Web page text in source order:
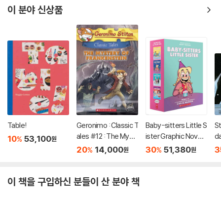
이 분야 신상품
Table!
10% 53,100원
Geronimo : Classic T
ales #12 : The Myst
ery of Frankenstein
20% 14,000원
Baby-sitters Little S
ister Graphic Novels
#5-8: A Graphix Col
30% 51,380원
s
이 책을 구입하신 분들이 산 분야 책